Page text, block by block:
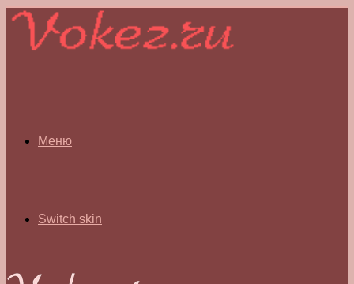
Меню
Switch skin